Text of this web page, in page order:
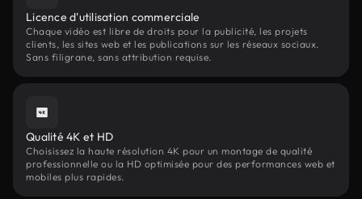
Licence d'utilisation commerciale
Chaque vidéo est libre de droits pour la publicité, les projets
clients, les sites web et les publications sur les réseaux sociaux.
Sans filigrane, sans attribution requise.
Qualité 4K et HD
Choisissez la haute résolution 4K pour un montage de qualité
professionnelle ou la HD optimisée pour des performances web et
mobiles plus rapides.